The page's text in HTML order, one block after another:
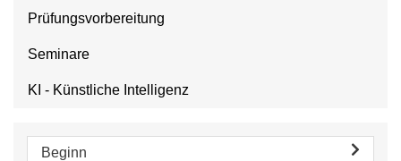
Prüfungsvorbereitung
Seminare
KI - Künstliche Intelligenz
Beginn